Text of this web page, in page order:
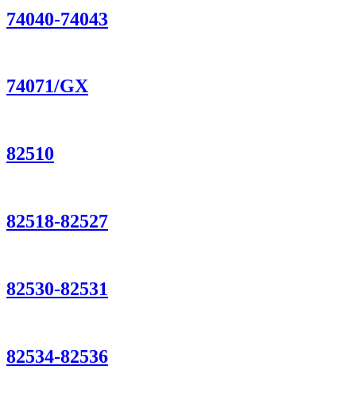
74040-74043
74071/GX
82510
82518-82527
82530-82531
82534-82536